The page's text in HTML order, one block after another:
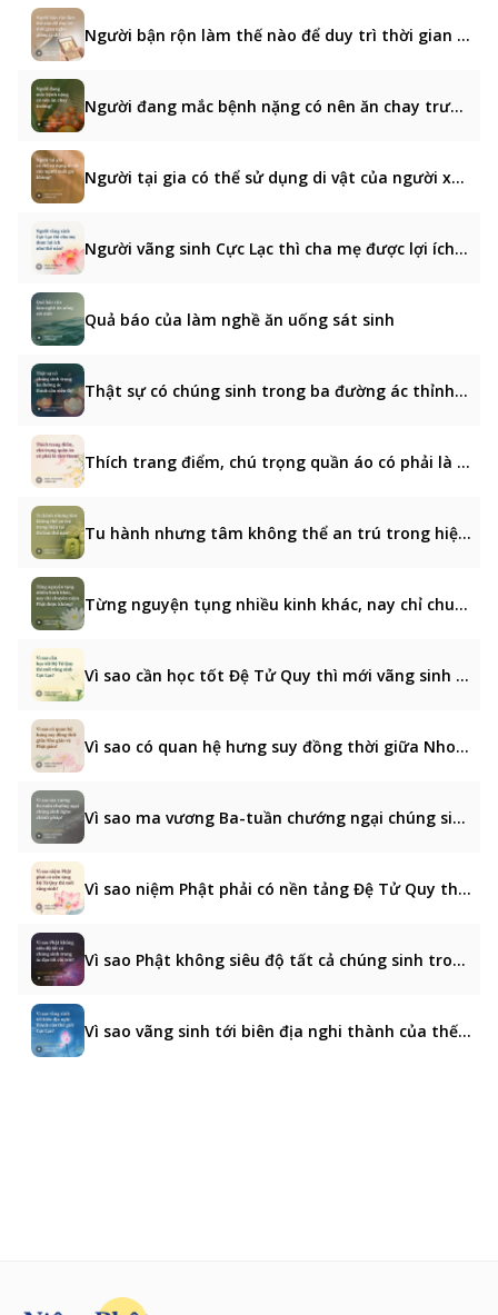
Người bận rộn làm thế nào để duy trì thời gian nghe giảng kinh?
Người đang mắc bệnh nặng có nên ăn chay trường?
Người tại gia có thể sử dụng di vật của người xuất gia không?
Người vãng sinh Cực Lạc thì cha mẹ được lợi ích như thế nào?
Quả báo của làm nghề ăn uống sát sinh
Thật sự có chúng sinh trong ba đường ác thỉnh cầu siêu độ?
Thích trang điểm, chú trọng quần áo có phải là tâm tham?
Tu hành nhưng tâm không thể an trú trong hiện tại thì làm thế nào?
Từng nguyện tụng nhiều kinh khác, nay chỉ chuyên niệm Phật được không?
Vì sao cần học tốt Đệ Tử Quy thì mới vãng sinh Cực Lạc?
Vì sao có quan hệ hưng suy đồng thời giữa Nho giáo và Phật giáo?
Vì sao ma vương Ba-tuần chướng ngại chúng sinh nghe chánh pháp?
Vì sao niệm Phật phải có nền tảng Đệ Tử Quy thì mới vãng sinh?
Vì sao Phật không siêu độ tất cả chúng sinh trong ác đạo tới cõi trời?
Vì sao vãng sinh tới biên địa nghi thành của thế giới Cực Lạc?